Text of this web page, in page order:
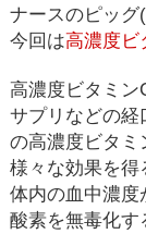
ナースのピッグ
今回は高濃度ビ
高濃度ビタミン
サプリなどの経
の高濃度ビタミ
様々な効果を得
体内の血中濃度
酸素を無毒化す